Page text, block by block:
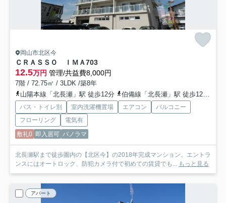
岡山市北区今
ＣＲＡＳＳＯ ＩＭＡ703
12.5万円 管理/共益費8,000円
7階 / 72.75㎡ / 3LDK /築8年
山陽本線「北長瀬」駅 徒歩12分
伯備線「北長瀬」駅 徒歩12分
バス・トイレ別 室内洗濯機置場 エアコン
バルコニー
フローリング
電気有
敷礼0 即入居可 パノラマ
北長瀬駅まで徒歩圏内の【北区今】の2018年完成マンション。エントラ
ンスにはオートロック、防犯カメラ付で初めての賃貸でも... もっと見る
アパート